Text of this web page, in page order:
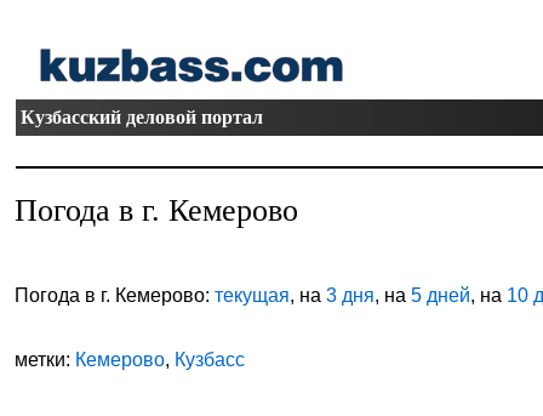
Кузбасский деловой портал
Погода в г. Кемерово
Погода в г. Кемерово:текущая, на3 дня, на5 дней, на 10
метки: Кемерово, Кузбасс